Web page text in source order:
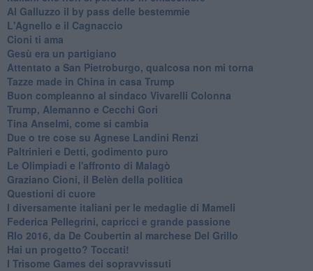
Al Galluzzo il by pass delle bestemmie
L'Agnello e il Cagnaccio
Cioni ti ama
​Gesù era un partigiano
Attentato a San Pietroburgo, qualcosa non mi torna
Tazze made in China in casa Trump
Buon compleanno al sindaco Vivarelli Colonna
Trump, Alemanno e Cecchi Gori
Tina Anselmi, come si cambia
Due o tre cose su Agnese Landini Renzi
Paltrinieri e Detti, godimento puro
Le Olimpiadi e l'affronto di Malagò
Graziano Cioni, il Belèn della politica
Questioni di cuore
I diversamente italiani per le medaglie di Mameli
Federica Pellegrini, capricci e grande passione
RIo 2016, da De Coubertin al marchese Del Grillo
​Hai un progetto? Toccati!
​I Trisome Games dei sopravvissuti